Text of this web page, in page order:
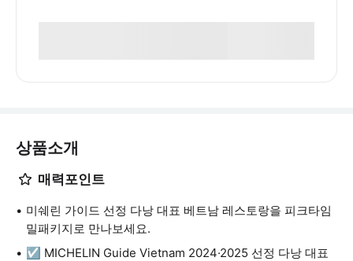
상품소개
매력포인트
미쉐린 가이드 선정 다낭 대표 베트남 레스토랑을 피크타임
밀패키지로 만나보세요.
☑️ MICHELIN Guide Vietnam 2024·2025 선정 다낭 대표